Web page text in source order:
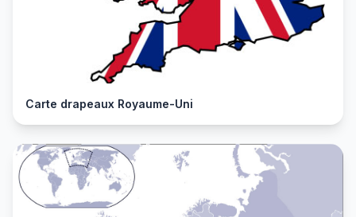
Carte drapeaux Royaume-Uni